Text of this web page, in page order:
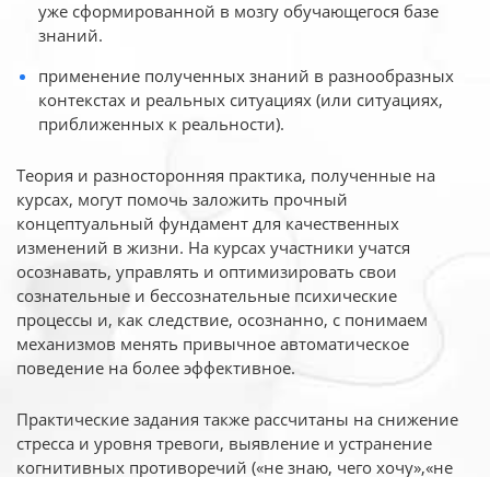
уже сформированной в мозгу обучающегося базе
знаний.
применение полученных знаний в разнообразных
контекстах и реальных ситуациях (или ситуациях,
приближенных к реальности).
Теория и разносторонняя практика, полученные на
курсах, могут помочь заложить прочный
концептуальный фундамент для качественных
изменений в жизни. На курсах участники учатся
осознавать, управлять и оптимизировать свои
сознательные и бессознательные психические
процессы и, как следствие, осознанно, с понимаем
механизмов менять привычное автоматическое
поведение на более эффективное.
Практические задания также рассчитаны на снижение
стресса и уровня тревоги, выявление и устранение
когнитивных противоречий («не знаю, чего хочу»,«не